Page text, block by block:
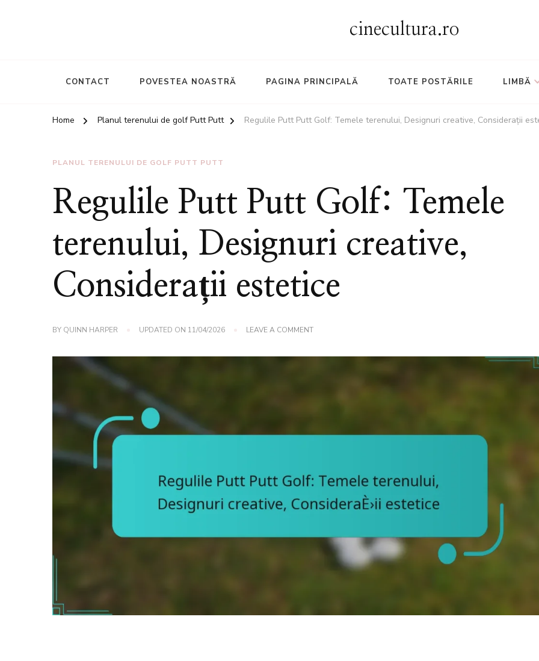
cinecultura.ro
CONTACT POVESTEA NOASTRĂ PAGINA PRINCIPALĂ TOATE POSTĂRILE LIMBĂ
Home Planul terenului de golf Putt Putt Regulile Putt Putt Golf: Temele terenului, Designuri creative, Considerații
PLANUL TERENULUI DE GOLF PUTT PUTT
Regulile Putt Putt Golf: Temele
terenului, Designuri creative,
Considerații estetice
BY QUINN HARPER UPDATED ON 11/04/2026 LEAVE A COMMENTON